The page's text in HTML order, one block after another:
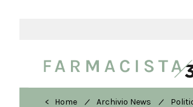
< Home / Archivio News /